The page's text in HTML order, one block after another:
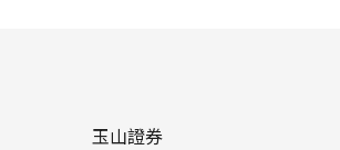
玉山證券